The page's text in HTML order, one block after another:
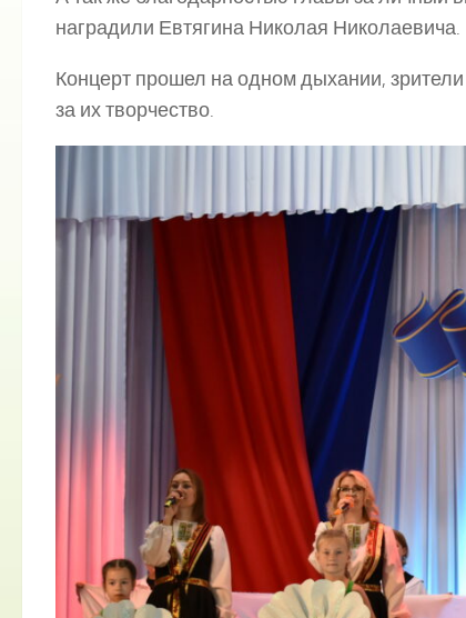
наградили Евтягина Николая Николаевича.
Концерт прошел на одном дыхании,
за их творчество.